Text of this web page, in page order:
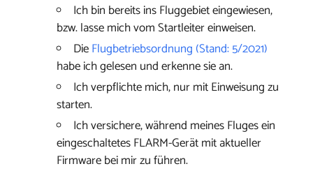
Ich bin bereits ins Fluggebiet eingewiesen,
bzw. lasse mich vom Startleiter einweisen.
DieFlugbetriebsordnung (Stand: 5/2021)
habe ich gelesen und erkenne sie an.
Ich verpflichte mich, nur mit Einweisung zu
starten.
Ich versichere, während meines Fluges ein
eingeschaltetes FLARM-Gerät mit aktueller
Firmware bei mir zu führen.